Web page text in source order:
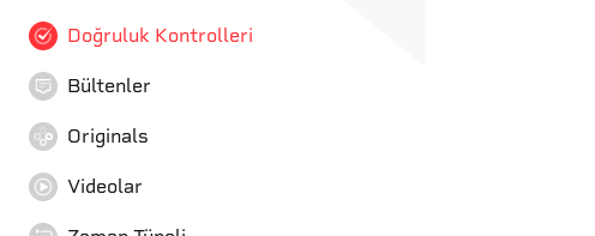
Doğruluk Kontrolleri
Bültenler
Originals
Videolar